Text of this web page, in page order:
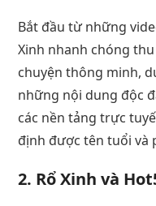
Bắt đầu từ những
Xinh nhanh chóng
chuyện thông minh,
những nội dung độc
các nền tảng trực
định được tên tuổi và
2. Rổ Xinh và